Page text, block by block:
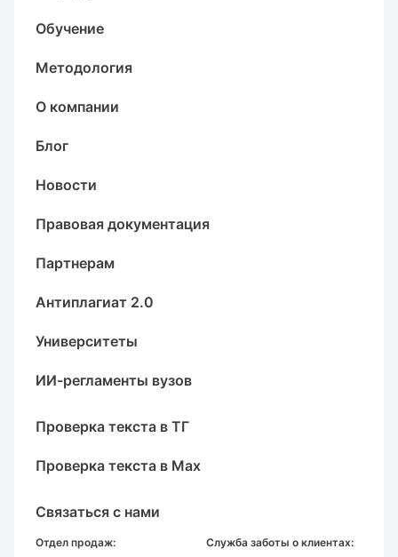
Обучение
Методология
О компании
Блог
Новости
Правовая документация
Партнерам
Антиплагиат 2.0
Университеты
ИИ-регламенты вузов
Проверка текста в ТГ
Проверка текста в Max
Связаться с нами
Отдел продаж: Служба заботы о клиентах: